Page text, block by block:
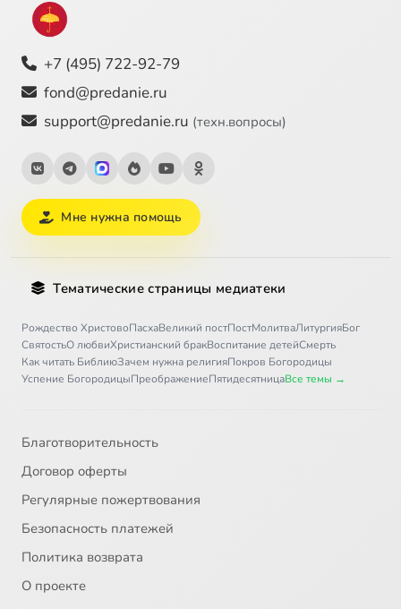
+7 (495) 722-92-79
fond@predanie.ru
support@predanie.ru (техн.вопросы)
Мне нужна помощь
Тематические страницы медиатеки
Рождество ХристовоПасхаВеликий постПостМолитваЛитургияБог
СвятостьО любвиХристианский бракВоспитание детейСмерть
Как читать БиблиюЗачем нужна религияПокров Богородицы
Успение БогородицыПреображениеПятидесятницаВсе темы →
Благотворительность
Договор оферты
Регулярные пожертвования
Безопасность платежей
Политика возврата
О проекте